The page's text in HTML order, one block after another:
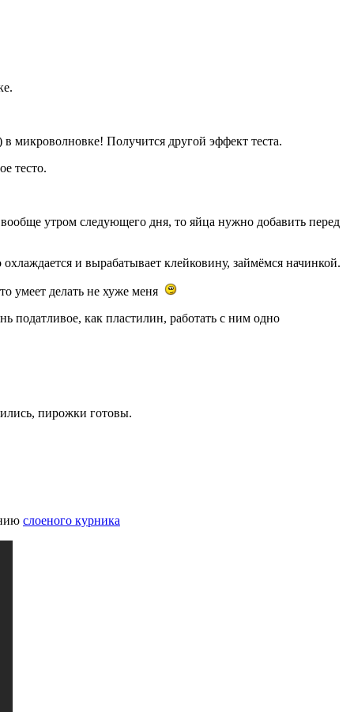
микроволновке! Получится другой эффект теста.
тесто.
утром следующего дня, то яйца нужно добавить перед
и вырабатывает клейковину, займёмся начинкой.
умеет делать не хуже меня
податливое, как пластилин, работать с ним одно
пирожки готовы.
слоеного курника